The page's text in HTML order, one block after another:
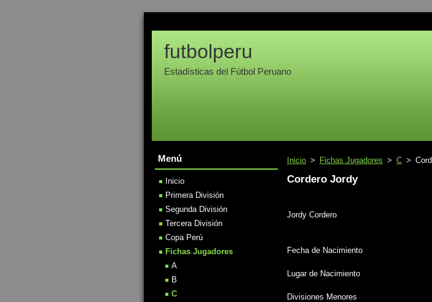
futbolperu
Estadísticas del Fútbol Peruano
Inicio > Fichas Jugadores > C >
Cordero Jordy
Jordy Cordero
Fecha de Nacimiento
Lugar de Nacimiento
Divisiones Menores
Menú
Inicio
Primera División
Segunda División
Tercera División
Copa Perú
Fichas Jugadores
A
B
C